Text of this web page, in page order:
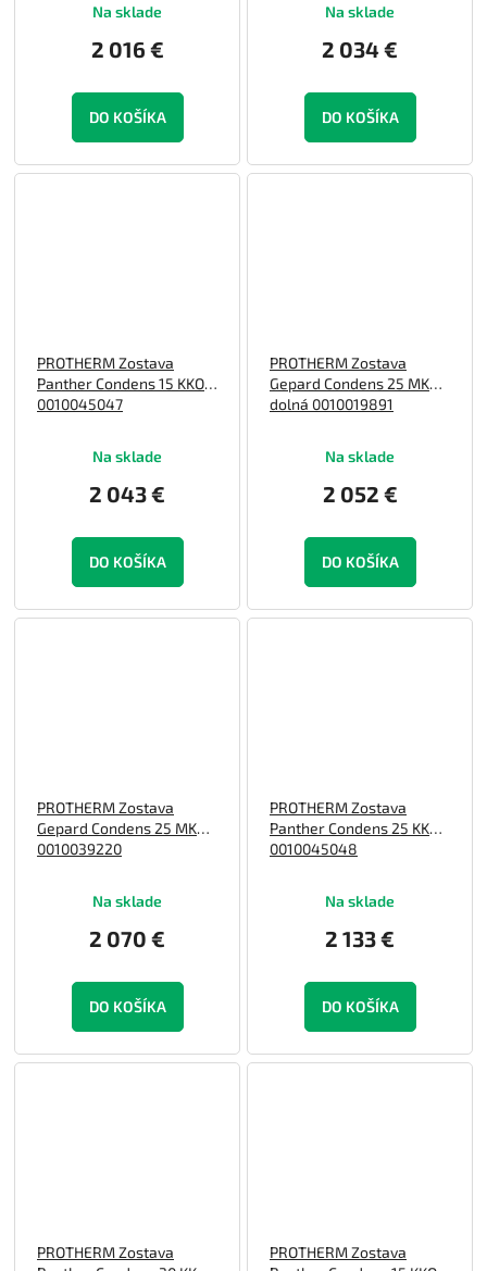
Na sklade
2 016 €
DO KOŠÍKA
Na sklade
2 034 €
DO KOŠÍKA
PROTHERM Zostava
Panther Condens 15 KKO
0010045047
Na sklade
2 043 €
DO KOŠÍKA
PROTHERM Zostava
Gepard Condens 25 MKO
dolná 0010019891
Na sklade
2 052 €
DO KOŠÍKA
PROTHERM Zostava
Gepard Condens 25 MKO
0010039220
Na sklade
2 070 €
DO KOŠÍKA
PROTHERM Zostava
Panther Condens 25 KKO
0010045048
Na sklade
2 133 €
DO KOŠÍKA
PROTHERM Zostava
PROTHERM Zostava